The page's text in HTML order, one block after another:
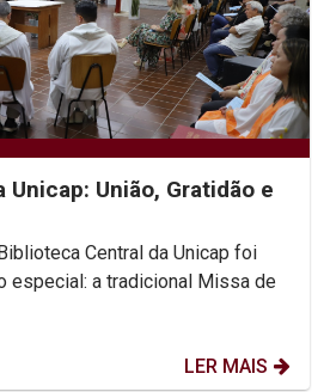
Unicap: União, Gratidão e
Central da Unicap foi
especial: a tradicional Missa de
LER MAIS